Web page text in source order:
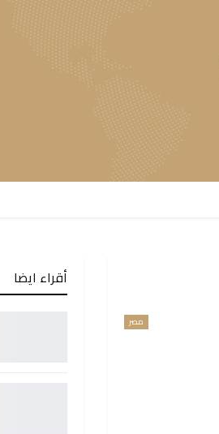
مصر
أقراء ايضا